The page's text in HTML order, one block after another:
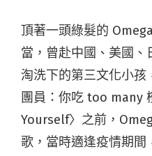
頂著一頭綠髮的
當，曾赴中國、美國、
淘洗下的第三文化小孩
團員：你吃 too many
Yourself〉之前，
歌，當時適逢疫情期間